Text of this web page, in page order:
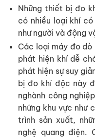
Những thiết bị đo
có nhiều loại khí
như người và động
Các loại máy đo
phát hiện khí dễ
phát hiện sự suy
bị đo khí độc này
nghành công
những khu vực như
trình sản xuất,
nghệ quang điện.